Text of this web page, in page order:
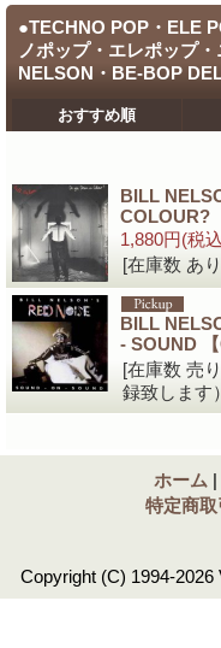
●TECHNO POP・ELE
ノポップ・エレポップ
NELSON・BE-BOP
おすすめ順
BILL
COLOUR?
1,880円(税
[在庫数 あ
BILL
- SOUND
[在庫数 売
録致します
ホーム |
特定商
Copyright (C) 1994-